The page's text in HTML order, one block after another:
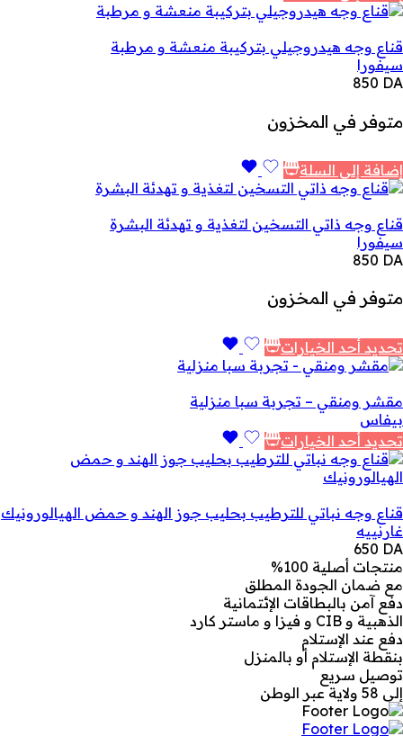
قناع وجه هيدروجيلي بتركيبة منعشة و مرطبة
سيفورا
850 DA
متوفر في المخزون
إضافة إلى السلة
قناع وجه ذاتي التسخين لتغذية و تهدئة البشرة
سيفورا
850 DA
متوفر في المخزون
تحديد أحد الخيارات
مقشر ومنقي – تجربة سبا منزلية
بيفاس
تحديد أحد الخيارات
قناع وجه نباتي للترطيب بحليب جوز الهند و حمض الهيالورونيك
غارنييه
650 DA
منتجات أصلية 100%
مع ضمان الجودة المطلق
دفع آمن بالبطاقات الإئتمانية
الذهبية و CIB و فيزا و ماستر كارد
دفع عند الإستلام
بنقطة الإستلام أو بالمنزل
توصيل سريع
إلى 58 ولاية عبر الوطن